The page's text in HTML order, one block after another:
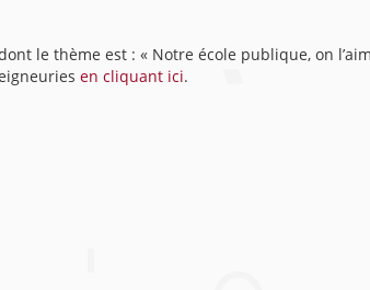
le thème est : « Notre école publique, on
en cliquant ici.